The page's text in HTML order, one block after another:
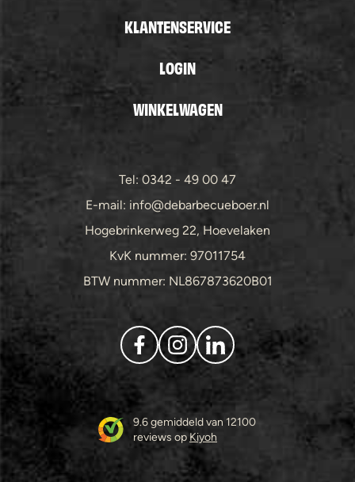
KLANTENSERVICE
LOGIN
WINKELWAGEN
Tel: 0342 - 49 00 47
E-mail: info@debarbecueboer.nl
Hogebrinkerweg 22, Hoevelaken
KvK nummer: 97011754
BTW nummer: NL867873620B01
9.6 gemiddeld van 12100
reviews opKiyoh